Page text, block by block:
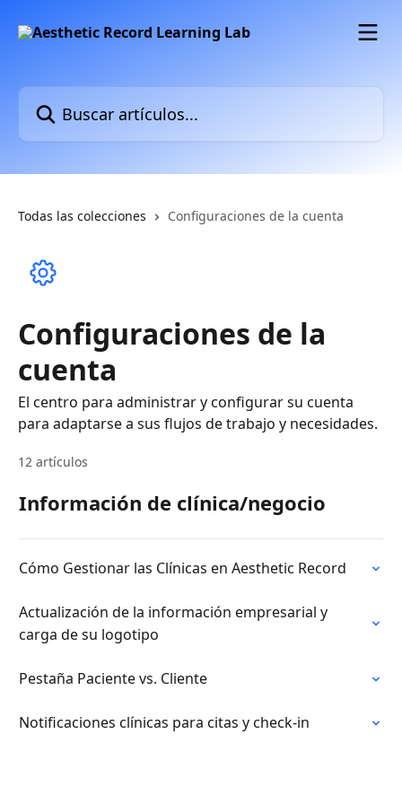
Buscar artículos...
Todas las colecciones Configuraciones de la cuenta
Configuraciones de la
cuenta
El centro para administrar y configurar su cuenta
para adaptarse a sus flujos de trabajo y necesidades.
12 artículos
Información de clínica/negocio
Cómo Gestionar las Clínicas en Aesthetic Record
Actualización de la información empresarial y
carga de su logotipo
Pestaña Paciente vs. Cliente
Notificaciones clínicas para citas y check-in